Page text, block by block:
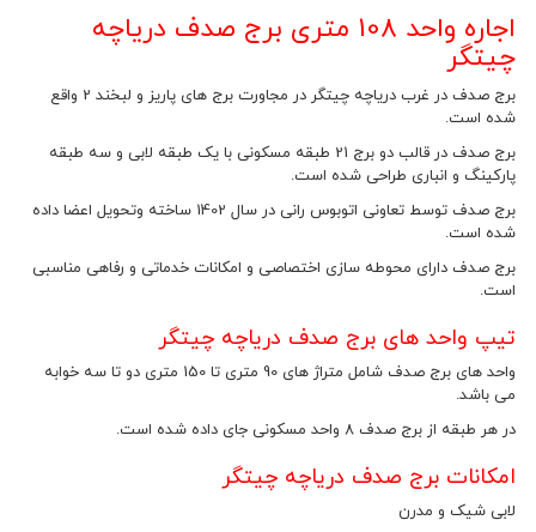
اجاره واحد 108 متری برج صدف دریاچه
چیتگر
برج صدف در غرب دریاچه چیتگر در مجاورت برج های پاریز و لبخند 2 واقع
شده است.
برج صدف در قالب دو برج 21 طبقه مسکونی با یک طبقه لابی و سه طبقه
پارکینگ و انباری طراحی شده است.
برج صدف توسط تعاونی اتوبوس رانی در سال 1402 ساخته وتحویل اعضا داده
شده است.
برج صدف دارای محوطه سازی اختصاصی و امکانات خدماتی و رفاهی مناسبی
است.
تیپ واحد های برج صدف دریاچه چیتگر
واحد های برج صدف شامل متراژ های 90 متری تا 150 متری دو تا سه خوابه
می باشد.
در هر طبقه از برج صدف 8 واحد مسکونی جای داده شده است.
امکانات برج صدف دریاچه چیتگر
لابی شیک و مدرن